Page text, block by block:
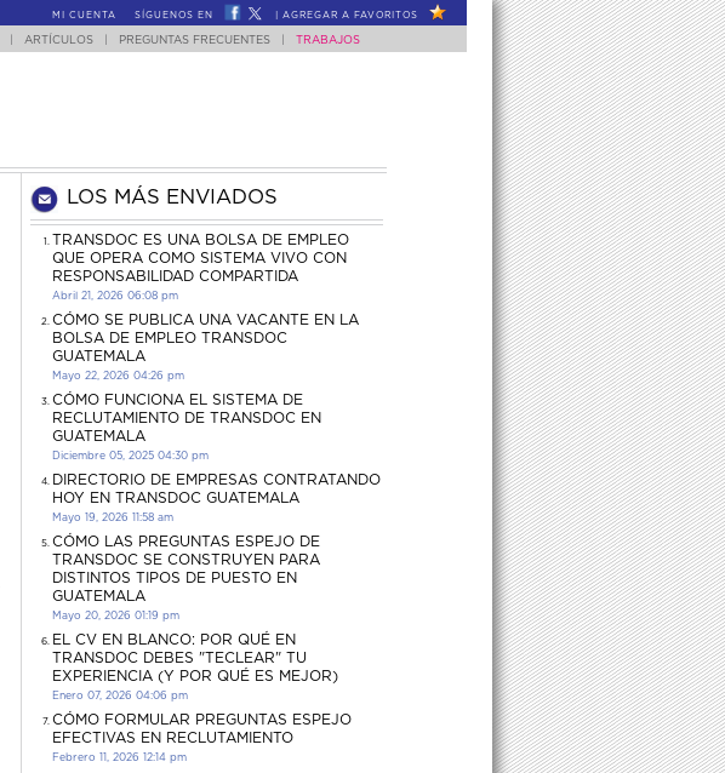
MI CUENTA SÍGUENOS EN AGREGAR A FAVORITOS
ARTÍCULOS PREGUNTAS FRECUENTES TRABAJOS
LOS MÁS ENVIADOS
TRANSDOC ES UNA BOLSA DE EMPLEO
QUE OPERA COMO SISTEMA VIVO CON
RESPONSABILIDAD COMPARTIDA
Abril 21, 2026 06:08 pm
CÓMO SE PUBLICA UNA VACANTE EN LA
BOLSA DE EMPLEO TRANSDOC
GUATEMALA
Mayo 22, 2026 04:26 pm
CÓMO FUNCIONA EL SISTEMA DE
RECLUTAMIENTO DE TRANSDOC EN
GUATEMALA
Diciembre 05, 2025 04:30 pm
DIRECTORIO DE EMPRESAS CONTRATANDO
HOY EN TRANSDOC GUATEMALA
Mayo 19, 2026 11:58 am
CÓMO LAS PREGUNTAS ESPEJO DE
TRANSDOC SE CONSTRUYEN PARA
DISTINTOS TIPOS DE PUESTO EN
GUATEMALA
Mayo 20, 2026 01:19 pm
EL CV EN BLANCO: POR QUÉ EN
TRANSDOC DEBES "TECLEAR" TU
EXPERIENCIA (Y POR QUÉ ES MEJOR)
Enero 07, 2026 04:06 pm
CÓMO FORMULAR PREGUNTAS ESPEJO
EFECTIVAS EN RECLUTAMIENTO
Febrero 11, 2026 12:14 pm